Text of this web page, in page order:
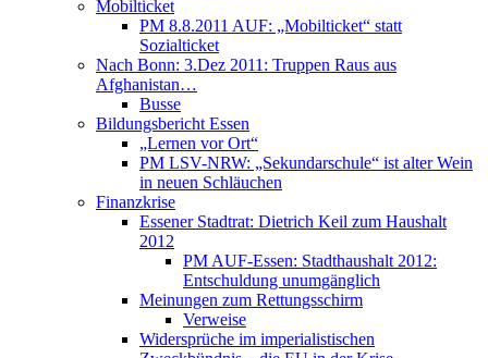
Mobilticket
PM 8.8.2011 AUF: „Mobilticket“ statt
Sozialticket
Nach Bonn: 3.Dez 2011: Truppen Raus aus
Afghanistan…
Busse
Bildungsbericht Essen
„Lernen vor Ort“
PM LSV-NRW: „Sekundarschule“ ist alter Wein
in neuen Schläuchen
Finanzkrise
Essener Stadtrat: Dietrich Keil zum Haushalt
2012
PM AUF-Essen: Stadthaushalt 2012:
Entschuldung unumgänglich
Meinungen zum Rettungsschirm
Verweise
Widersprüche im imperialistischen